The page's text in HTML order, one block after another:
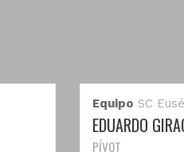
Equipo SC
EDUARDO
PÍVOT